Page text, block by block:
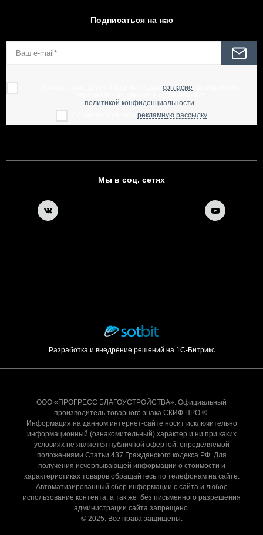
Подписаться на нас
согласие
политикой конфиденциальности
рекламную рассылку
Мы в соц. сетях
Разработка и внедрение решений на 1С-Битрикс
ООО «ПРОГРЕСС БЛАГОУСТРОЙСТВА». Официальный
производитель товарного знака СКИФ ПРО ®.
Информация на данном интернет-сайте носит исключительно
информационный (ознакомительный) характер и ни при каких
условиях не является публичной офертой, определяемой
положениями Статьи 437 Гражданского кодекса РФ. Для
получения исчерпывающей информации о стоимости и
характеристиках товаров обращайтесь по телефонам на сайте.
Автоматизированный сбор информации с сайта и любое
использование контента, а так же без письменного разрешения
администрации сайта запрещено.
© 2025. Все права защищены.